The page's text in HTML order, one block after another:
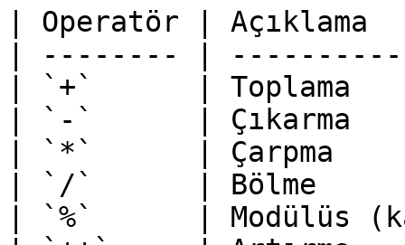
| Operatör |
| -------- |
| `+`      |
| `-`      |
| `*`      |
| `/`      | Bölme
| `%`      | Modülüs